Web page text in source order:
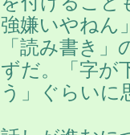
強嫌いやねん
「読み書き
ずだ。「字が
う」ぐらいに